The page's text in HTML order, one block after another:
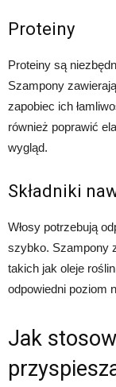
Proteiny
Proteiny są
Szampony
zapobiec ich
również poprawić
wygląd.
Składniki
Włosy potrzebują
szybko. Szampony
takich jak oleje
odpowiedni poziom
Jak